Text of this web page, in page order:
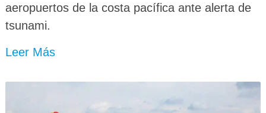
aeropuertos de la costa pacífica ante alerta de
tsunami.
Leer Más